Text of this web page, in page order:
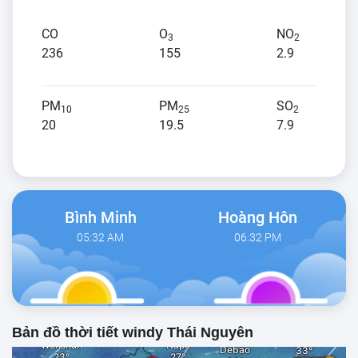
CO
236
O3
155
NO2
2.9
PM10
20
PM25
19.5
SO2
7.9
Bình Minh
05:32 AM
Hoàng Hôn
06:32 PM
Bản đồ thời tiết windy Thái Nguyên